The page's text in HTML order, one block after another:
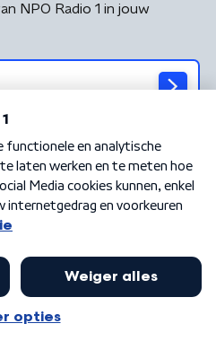
NPO Radio 1 in jouw